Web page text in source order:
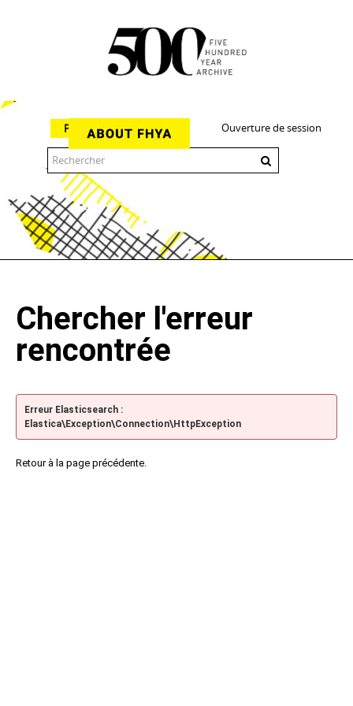
Ouverture de session
Parcourir
Chercher l'erreur
rencontrée
Erreur Elasticsearch :
Elastica\Exception\Connection\HttpException
Retour à la page précédente.